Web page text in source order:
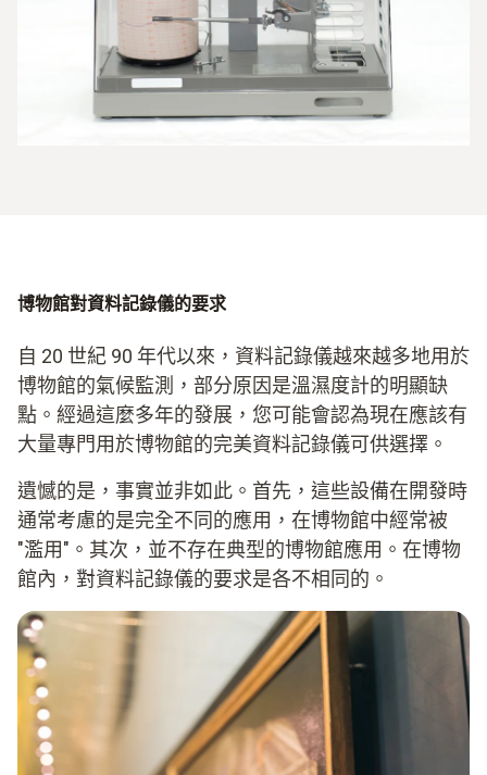
也要分攤到很多年。
博物館對資料記錄儀的要求
自 20 世紀 90 年代以來，資料記錄儀越來越多地用於
博物館的氣候監測，部分原因是溫濕度計的明顯缺
點。經過這麼多年的發展，您可能會認為現在應該有
大量專門用於博物館的完美資料記錄儀可供選擇。
遺憾的是，事實並非如此。首先，這些設備在開發時
通常考慮的是完全不同的應用，在博物館中經常被
"濫用"。其次，並不存在典型的博物館應用。在博物
館內，對資料記錄儀的要求是各不相同的。